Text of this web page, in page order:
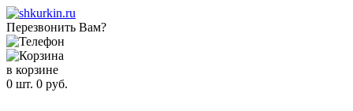
Перезвонить Вам?
в корзине
0 шт. 0 руб.